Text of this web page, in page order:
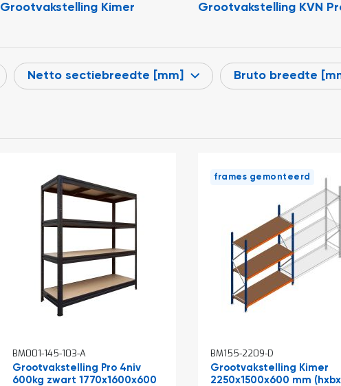
Grootvakstelling Kimer Grootvakstelling KVN
Netto sectiebreedte [mm] Bruto breedte
BM001-145-103-A
Grootvakstelling Pro 4niv
600kg zwart 1770x1600x600
frames gemonteerd
BM155-2209-D
Grootvakstelling Kimer
2250x1500x600 mm